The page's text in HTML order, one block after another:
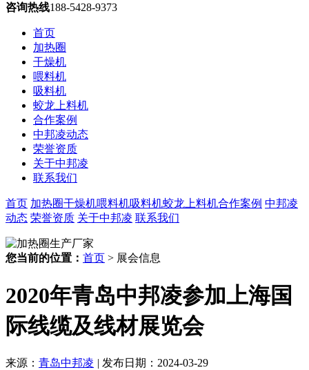
咨询热线188-5428-9373
首页
加热圈
干燥机
喂料机
吸料机
蛟龙上料机
合作案例
中邦凌动态
荣誉资质
关于中邦凌
联系我们
首页 加热圈干燥机喂料机吸料机蛟龙上料机合作案例 中邦凌
动态 荣誉资质 关于中邦凌 联系我们
您当前的位置： 首页 > 展会信息
2020年青岛中邦凌参加上海国
际线缆及线材展览会
来源： 青岛中邦凌 | 发布日期：2024-03-29